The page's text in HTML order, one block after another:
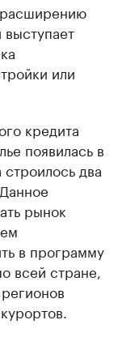
или
кредита
появилась в
два
рынок
в программу
всей стране,